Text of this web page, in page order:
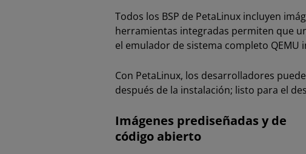
Todos los BSP de PetaLinux incluyen
herramientas integradas permiten que
el emulador de sistema completo QEMU
Con PetaLinux, los desarrolladores
después de la instalación; listo para el
Imágenes prediseñadas y de
código abierto